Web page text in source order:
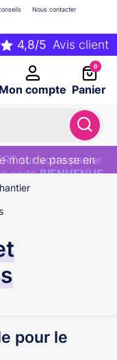
Mon compte
Nous contacter
0
Panier
sur votre panier
codeBIENVENUE
de passe en
pour le